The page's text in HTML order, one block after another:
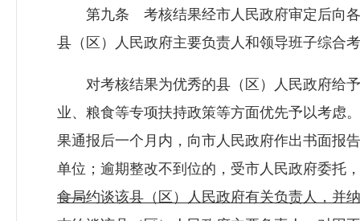
第九条 考核结果经市人民政府审定后向各
县（区）人民政府主要负责人和领导班子综合
对考核结果为优秀的县（区）人民政府给予
业、粮食等专项扶持政策等方面优先予以考虑
果通报后一个月内，向市人民政府作出书面报
单位；逾期整改不到位的，受市人民政府委托
食局约谈该县（区）人民政府有关负责人，并